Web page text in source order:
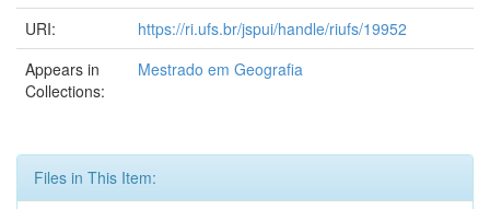
URI:
https://ri.ufs.br/jspui/handle/riufs/19952
Appears in
Collections:
Mestrado em Geografia
Files in This Item: